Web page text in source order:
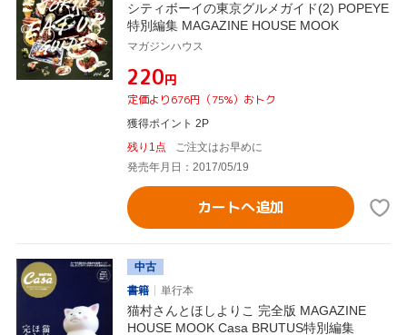
シティボーイの東京グルメガイド(2) POPEYE
特別編集 MAGAZINE HOUSE MOOK
マガジンハウス
¥220円
定価より676円（75%）おトク
獲得ポイント 2P
残り1点
ご注文はお早めに
発売年月日：2017/05/19
カートへ追加
中古
書籍
単行本
猫村さんとほしよりこ 完全版 MAGAZINE
HOUSE MOOK Casa BRUTUS特別編集